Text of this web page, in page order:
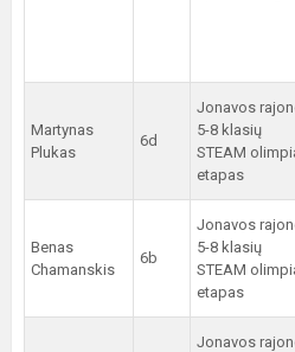
Martynas
Plukas
6d
Jonavos
5-8 klasių
STEAM
etapas
Benas
Chamanskis
6b
Jonavos
5-8 klasių
STEAM
etapas
Jonavos